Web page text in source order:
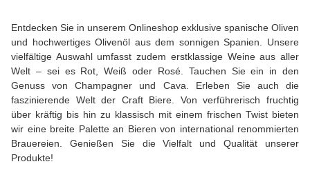
Entdecken Sie in unserem Onlineshop exklusive spanische Oliven
und hochwertiges Olivenöl aus dem sonnigen Spanien. Unsere
vielfältige Auswahl umfasst zudem erstklassige Weine aus aller
Welt – sei es Rot, Weiß oder Rosé. Tauchen Sie ein in den
Genuss von Champagner und Cava. Erleben Sie auch die
faszinierende Welt der Craft Biere. Von verführerisch fruchtig
über kräftig bis hin zu klassisch mit einem frischen Twist bieten
wir eine breite Palette an Bieren von international renommierten
Brauereien. Genießen Sie die Vielfalt und Qualität unserer
Produkte!